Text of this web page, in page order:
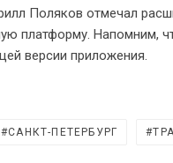
Поляков отмечал
платформу. Напомним,
версии приложения.
САНКТ-ПЕТЕРБУРГ